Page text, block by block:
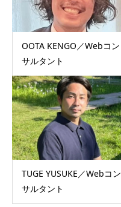
OOTA KENGO／Webコン
サルタント
TUGE YUSUKE／Webコン
サルタント